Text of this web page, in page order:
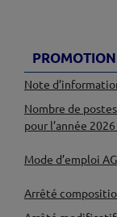
Note
Nombre de
pour l’année
Mode d’emploi
Arrêté